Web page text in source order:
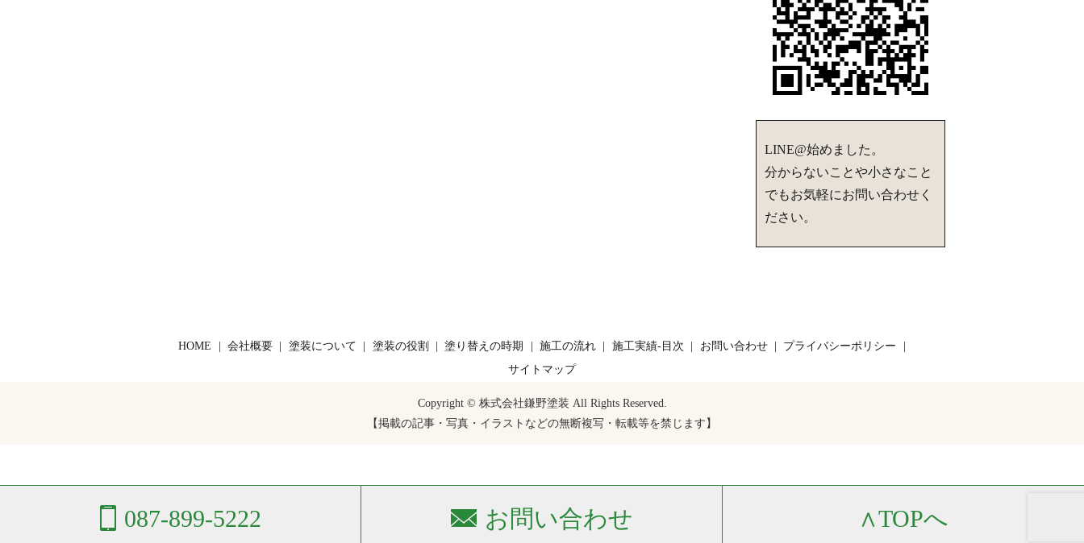
LINE@始めました。
分からないことや小さなこと
でもお気軽にお問い合わせく
ださい。
087-899-5222 お問い合わせ ∧TOPへ
HOME 会社概要 塗装について 塗装の役割 塗り替えの時期 施工の流れ 施工実績-目次 お問い合わせ
プライバシーポリシー
サイトマップ
Copyright © 株式会社鎌野塗装 All Rights Reserved.
【掲載の記事・写真・イラストなどの無断複写・転載等を禁じます】